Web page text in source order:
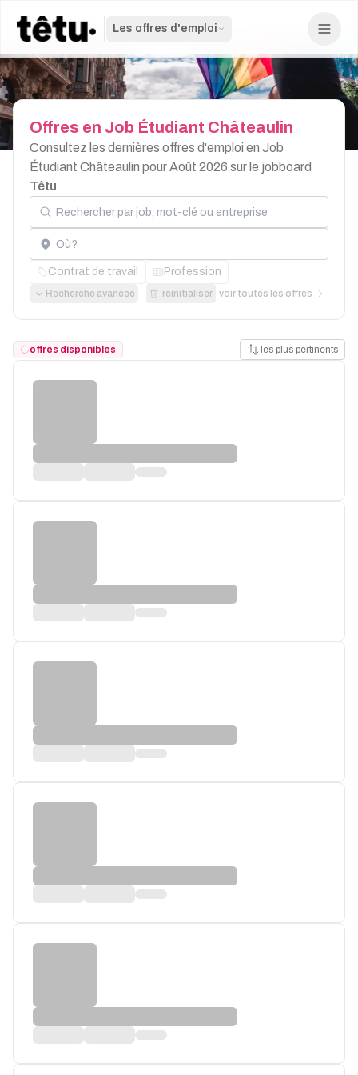
Les offres d'emploi
Offres en Job Étudiant Châteaulin
Consultez les dernières offres d'emploi en Job
Étudiant Châteaulin pour Août 2026 sur le jobboard
Têtu
Rechercher par job, mot-clé ou entreprise
Localisation
Contrat de travail Profession
Recherche avancée réinitialiser voir toutes les offres
offres disponibles les plus pertinents